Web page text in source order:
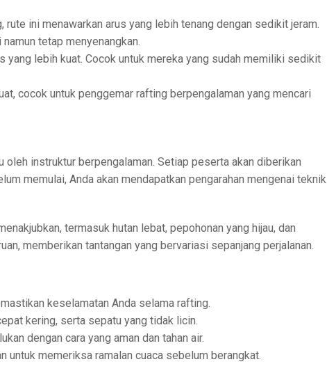
ini menawarkan arus yang lebih tenang dengan sedikit jeram.
tetap menyenangkan.
yang lebih kuat. Cocok untuk mereka yang sudah memiliki sedikit
cocok untuk penggemar rafting berpengalaman yang mencari
instruktur berpengalaman. Setiap peserta akan diberikan
memulai, Anda akan mendapatkan pengarahan mengenai teknik
termasuk hutan lebat, pepohonan yang hijau, dan
memberikan tantangan yang bervariasi sepanjang perjalanan.
keselamatan Anda selama rafting.
kering, serta sepatu yang tidak licin.
dengan cara yang aman dan tahan air.
untuk memeriksa ramalan cuaca sebelum berangkat.